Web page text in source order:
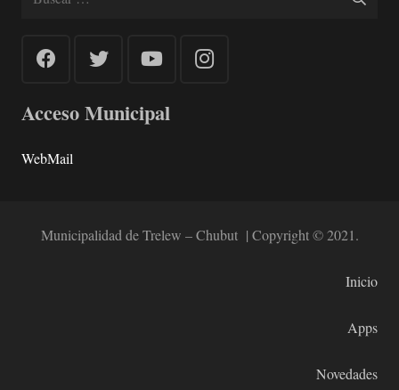
Acceso Municipal
WebMail
Municipalidad de Trelew – Chubut | Copyright © 2021.
Inicio
Apps
Novedades